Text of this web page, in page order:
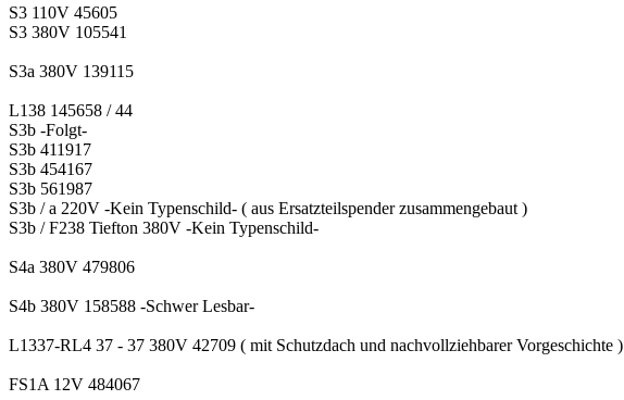
S3 110V 45605
S3 380V 105541
S3a 380V 139115
L138 145658 / 44
S3b -Folgt-
S3b 411917
S3b 454167
S3b 561987
S3b / a 220V -Kein Typenschild- ( aus Ersatzteilspender zusammengebaut )
S3b / F238 Tiefton 380V -Kein Typenschild-
S4a 380V 479806
S4b 380V 158588 -Schwer Lesbar-
L1337-RL4 37 - 37 380V 42709 ( mit Schutzdach und nachvollziehbarer Vorgeschichte )
FS1A 12V 484067